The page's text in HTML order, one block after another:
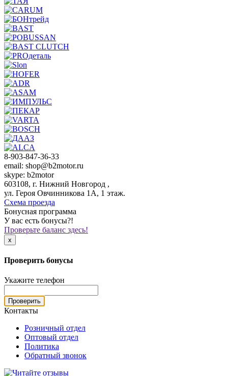
8-903-847-36-33
email: shop@b2motor.ru
skype: b2motor
603108, г. Нижний Новгород ,
ул. Героя Овчинникова 1А, 1 этаж.
Схема проезда
Бонусная программа
У вас есть бонусы?!
Проверьте баланс здесь!
x
Проверить бонусы
Укажите телефон
Проверить
Контакты
Розничный отдел
Оптовый отдел
Политика
Обратный звонок